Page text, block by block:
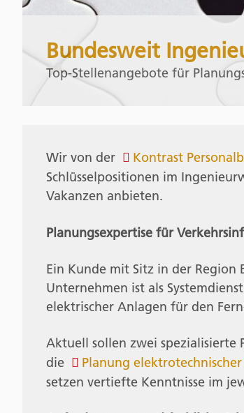
Bundesweit
Top-Stellenangebote für
Wir von der Kontrast
Schlüsselpositionen im
Vakanzen anbieten.
Planungsexpertise für
Ein Kunde mit Sitz in der
Unternehmen ist als
elektrischer Anlagen für den
Aktuell sollen zwei spezialisierte
die
Planung
setzen vertiefte Kenntnisse im